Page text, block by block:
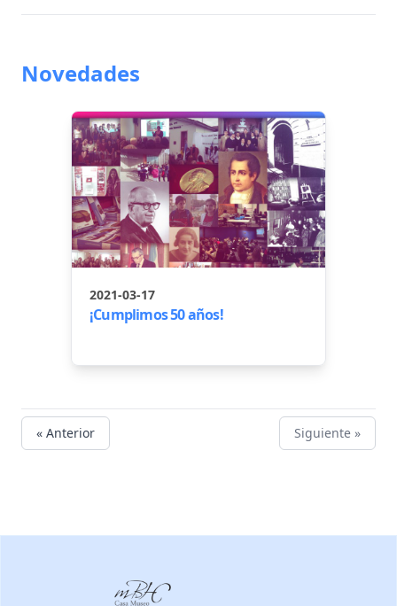
Novedades
2021-03-17
¡Cumplimos 50 años!
« Anterior Siguiente »